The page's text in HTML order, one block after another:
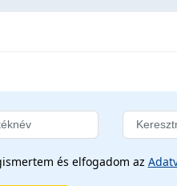
és elfogadom az